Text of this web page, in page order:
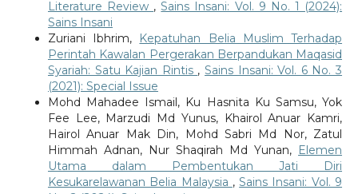
Literature Review ,Sains Insani: Vol. 9 No. 1 (2024):
Sains Insani
Zuriani Ibhrim, Kepatuhan Belia Muslim Terhadap
Perintah Kawalan Pergerakan Berpandukan Maqasid
Syariah: Satu Kajian Rintis ,Sains Insani: Vol. 6 No. 3
(2021): Special Issue
Mohd Mahadee Ismail, Ku Hasnita Ku Samsu, Yok
Fee Lee, Marzudi Md Yunus, Khairol Anuar Kamri,
Hairol Anuar Mak Din, Mohd Sabri Md Nor, Zatul
Himmah Adnan, Nur Shaqirah Md Yunan, Elemen
Utama dalam Pembentukan Jati Diri
Kesukarelawanan Belia Malaysia ,Sains Insani: Vol. 9